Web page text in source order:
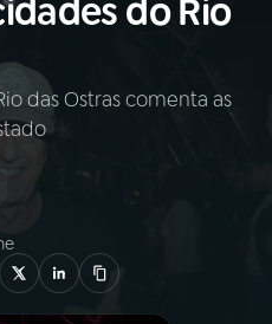
do Rio
das Ostras comenta as